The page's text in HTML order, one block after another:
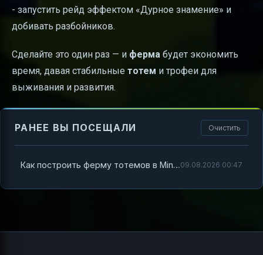
- запустить рейд эффектом «Дурное знамение» и
добивать разбойников.
Сделайте это один раз — и ферма будет экономить
время, давая стабильные тотем и трофеи для
выживания и развития.
РАНЕЕ ВЫ ПОСЕЩАЛИ Очистить
Как построить ферму тотемов в Minecraft: понятный гайд09.08.2026 00:47